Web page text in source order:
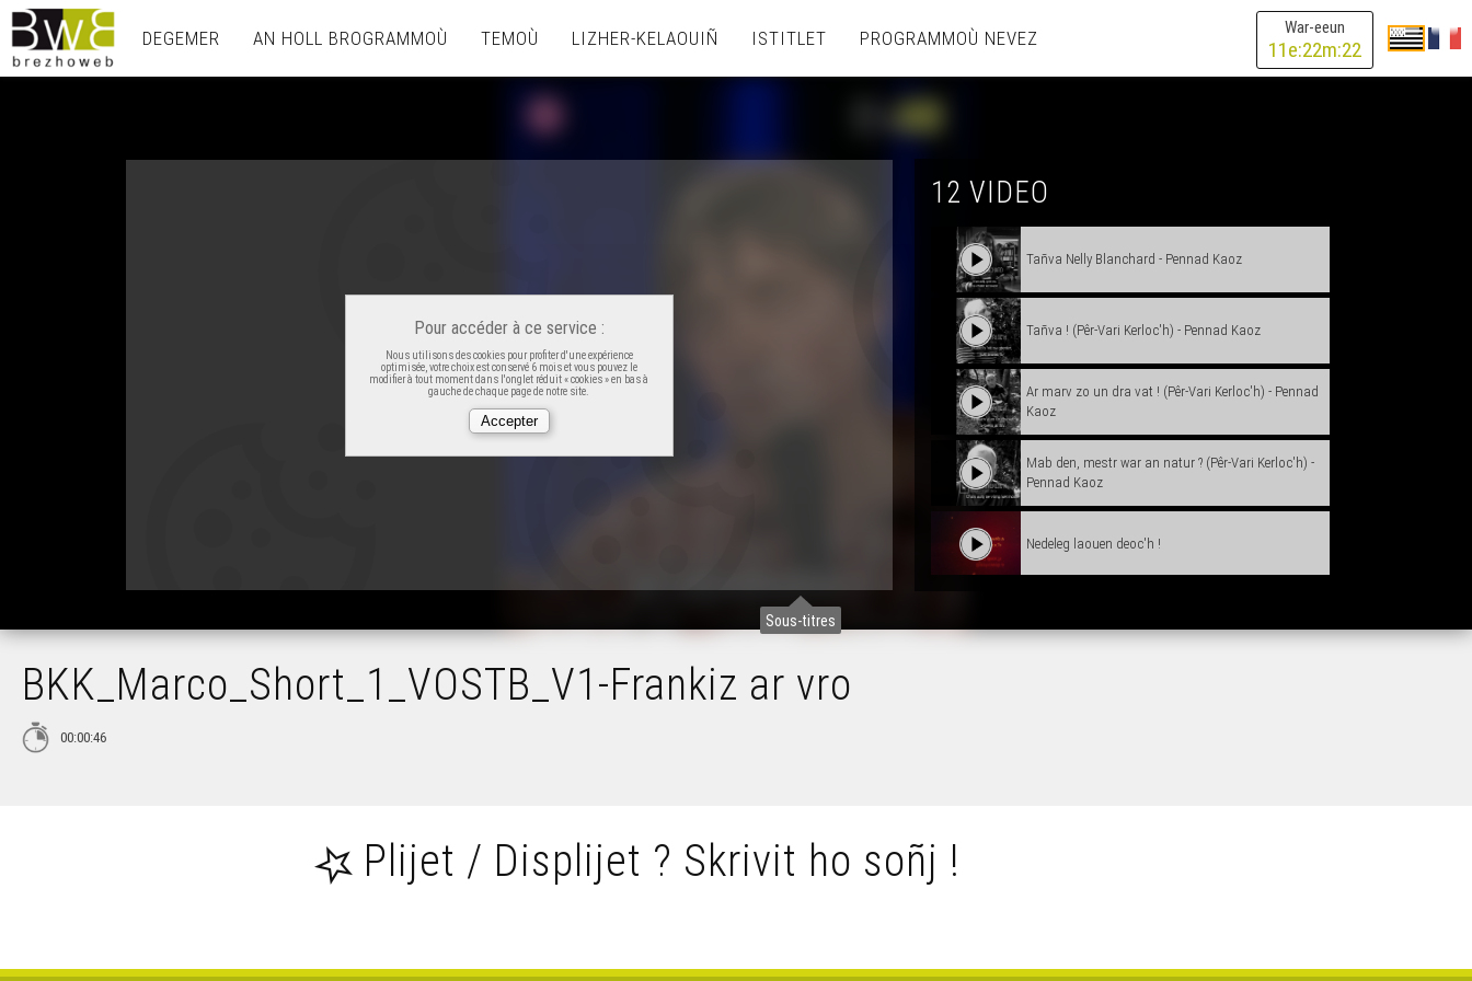
War-eeun
11e:22m:22
DEGEMER AN HOLL BROGRAMMOÙ TEMOÙ LIZHER-KELAOUIÑ ISTITLET PROGRAMMOÙ NEVEZ
Sous-titres
Pour accéder à ce service :
Nous utilisons des cookies pour profiter d'une expérience
optimisée, votre choix est conservé 6 mois et vous pouvez le
modifier à tout moment dans l'onglet réduit « cookies » en bas à
gauche de chaque page de notre site.
12 VIDEO
Tañva Nelly Blanchard - Pennad Kaoz
Tañva ! (Pêr-Vari Kerloc'h) - Pennad Kaoz
Ar marv zo un dra vat ! (Pêr-Vari Kerloc'h) - Pennad
Kaoz
Mab den, mestr war an natur ? (Pêr-Vari Kerloc'h) -
Pennad Kaoz
Nedeleg laouen deoc'h !
Tañva Anv ar Rozenn - stumm 9:16 - VBSTB
BKK_Marco_Short_1_VOSTB_V1-Frankiz ar vro
00:00:46
Plijet / Displijet ? Skrivit ho soñj !